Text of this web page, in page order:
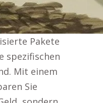
Pakete
spezifischen
Mit einem
Sie